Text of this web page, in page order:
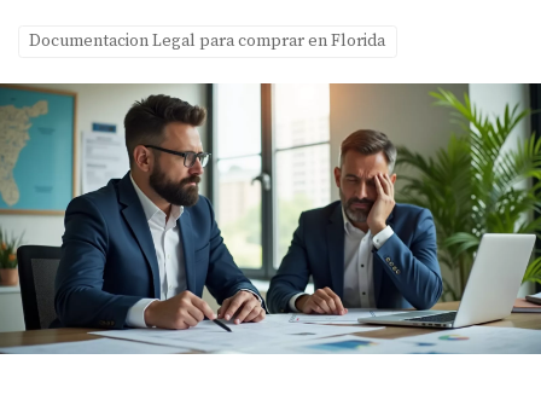
Documentacion Legal para comprar en Florida